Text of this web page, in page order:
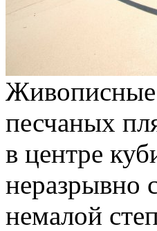
Живописные
песчаных
в центре
неразрывно
немалой